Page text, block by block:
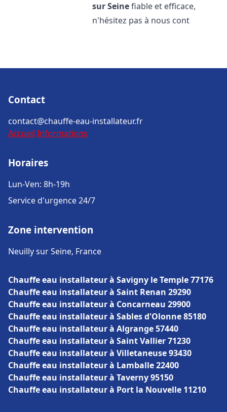
sur Seinefiable et efficace,
n'hésitez pas à nous cont
Contact
contact@chauffe-eau-installateur.fr
Accueil Informations
Horaires
Lun-Ven: 8h-19h
Service d'urgence 24/7
Zone intervention
Neuilly sur Seine, France
Chauffe eau installateur à Savigny le Temple 77176
Chauffe eau installateur à Saint Renan 29290
Chauffe eau installateur à Concarneau 29900
Chauffe eau installateur à Sables d'Olonne 85180
Chauffe eau installateur à Algrange 57440
Chauffe eau installateur à Saint Vallier 71230
Chauffe eau installateur à Villetaneuse 93430
Chauffe eau installateur à Lamballe 22400
Chauffe eau installateur à Taverny 95150
Chauffe eau installateur à Port la Nouvelle 11210